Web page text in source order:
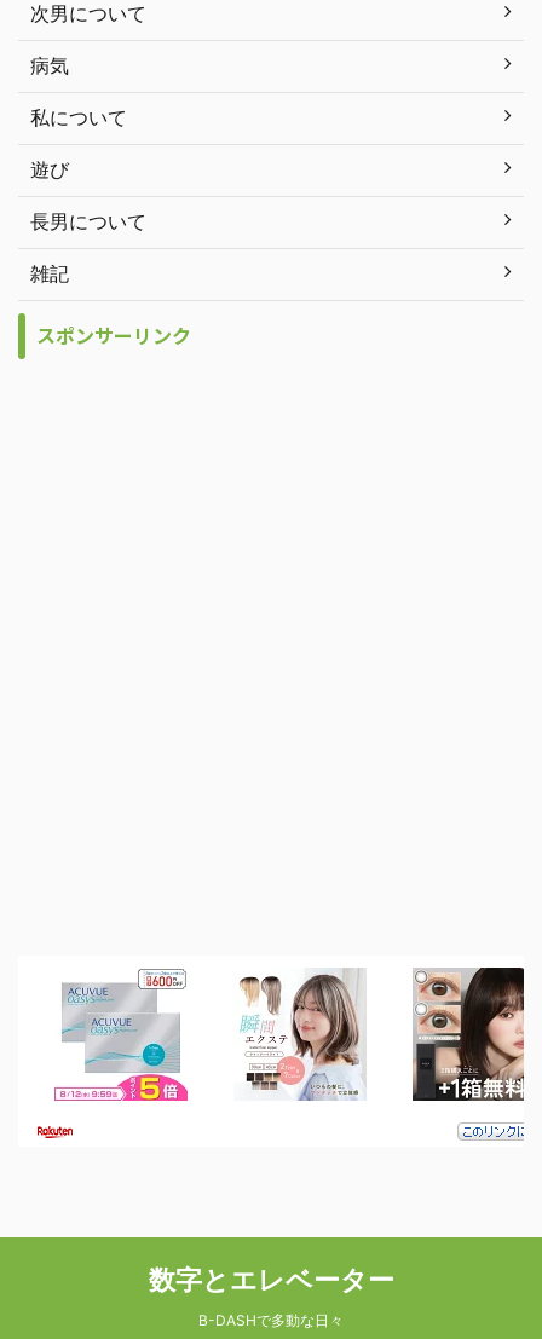
次男について
病気
私について
遊び
長男について
雑記
スポンサーリンク
数字とエレベーター
B-DASHで多動な日々